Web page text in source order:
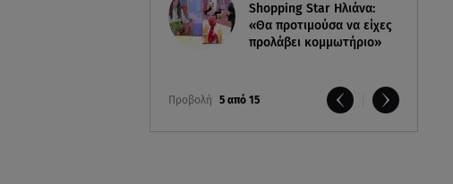
Shopping Star Ηλιάνα:
«Θα προτιμούσα να είχες
προλάβει κομμωτήριο»
Προβολή 5 από 15